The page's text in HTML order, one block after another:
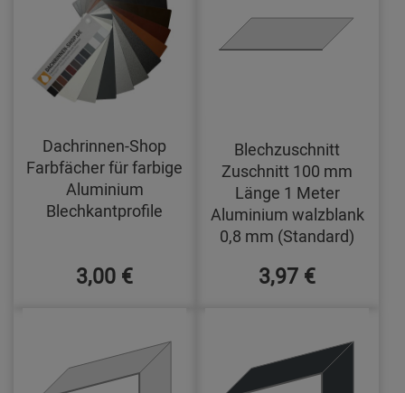
Dachrinnen-Shop
Farbfächer für farbige
Aluminium
Blechkantprofile
3,00 €
Blechzuschnitt
Zuschnitt 100 mm
Länge 1 Meter
Aluminium walzblank
0,8 mm (Standard)
3,97 €